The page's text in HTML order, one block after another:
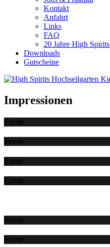
Kontakt
Anfahrt
Links
FAQ
20 Jahre High Spirits
Downloads
Gutscheine
Impressionen
Error
Error
Error
Error
Error
Error